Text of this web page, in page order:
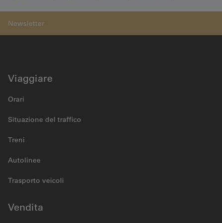
Viaggiare
Orari
Situazione del traffico
Treni
Autolinee
Trasporto veicoli
Vendita